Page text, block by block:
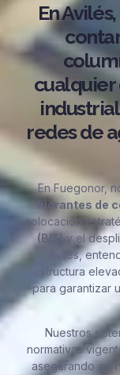
En
redes de
En Fuegonor,
hidrantes de
colocación
(BIE)y el
Avilés,
estructura
para garantizar
Nuestros
normativas
asegurando así